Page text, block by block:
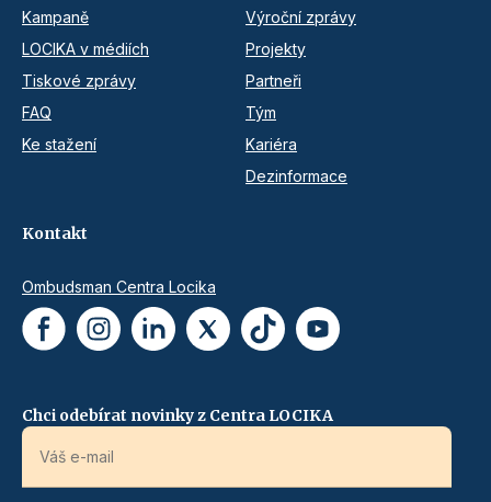
Kampaně
LOCIKA v médiích
Tiskové zprávy
FAQ
Ke stažení
Výroční zprávy
Projekty
Partneři
Tým
Kariéra
Dezinformace
Kontakt
Ombudsman Centra Locika
Chci odebírat novinky z Centra LOCIKA